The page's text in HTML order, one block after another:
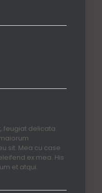
feugiat delicata
sit. Mea cu case
ex mea. His
et atqui.